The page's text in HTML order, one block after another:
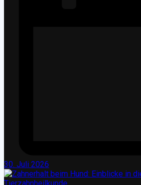
30. Juli 2026